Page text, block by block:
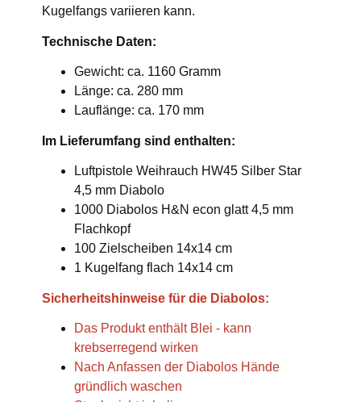
Kugelfangs variieren kann.
Technische Daten:
Gewicht: ca. 1160 Gramm
Länge: ca. 280 mm
Lauflänge: ca. 170 mm
Im Lieferumfang sind enthalten:
Luftpistole Weihrauch HW45 Silber Star
4,5 mm Diabolo
1000 Diabolos H&N econ glatt 4,5 mm
Flachkopf
100 Zielscheiben 14x14 cm
1 Kugelfang flach 14x14 cm
Sicherheitshinweise für die Diabolos:
Das Produkt enthält Blei - kann
krebserregend wirken
Nach Anfassen der Diabolos Hände
gründlich waschen